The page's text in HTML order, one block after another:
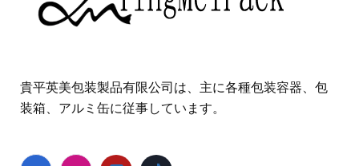
貴平英美包装製品有限公司は、主に各種包装容器、包
装箱、アルミ缶に従事しています。